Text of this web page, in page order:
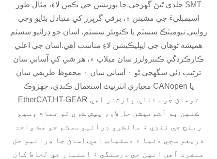
جلدي ٿيڻ گهرجي.ڇا پوزيشن جي ڪمن لاءِ، مثال طور SMT
اسيمبليءَ جي مشينن ۾، برقي گرپرز کي متبادل بڻايو وڃي
روايتي نيوميٽڪ سسٽم يا ڪنويئر سسٽم، اسان جو ڊرائيو سسٽم
هميشه توهان جي ايپليڪيشن لاءِ مناسب آهي.اسان جي اعلي
ڪارڪردگي ڪنٽرولرز سان ميلاپ ۾، هر شي کي آساني سان
ترتيب ڏئي سگهجي ٿو ۽ آساني سان ۽ محفوظ طريقي سان
معياري انٽرنيٽ استعمال ڪندي، جهڙوڪ CANopen يا
EtherCAT.HT-GEAR توهان جو مثالي پارٽنر آهي
ڪنهن به آٽوميشن حل لاءِ، پيش ڪري ٿو تمام وسيع
رينج جي ننڍي ۽ مائڪرو ڊرائيو سسٽم جو هڪ واحد
ذريعو سڄي دنيا ۾ دستياب آهي.اسان جا ڊرائيو حل
منفرد آهن انهن جي درستگي ۽ اعتبار جي لحاظ کان